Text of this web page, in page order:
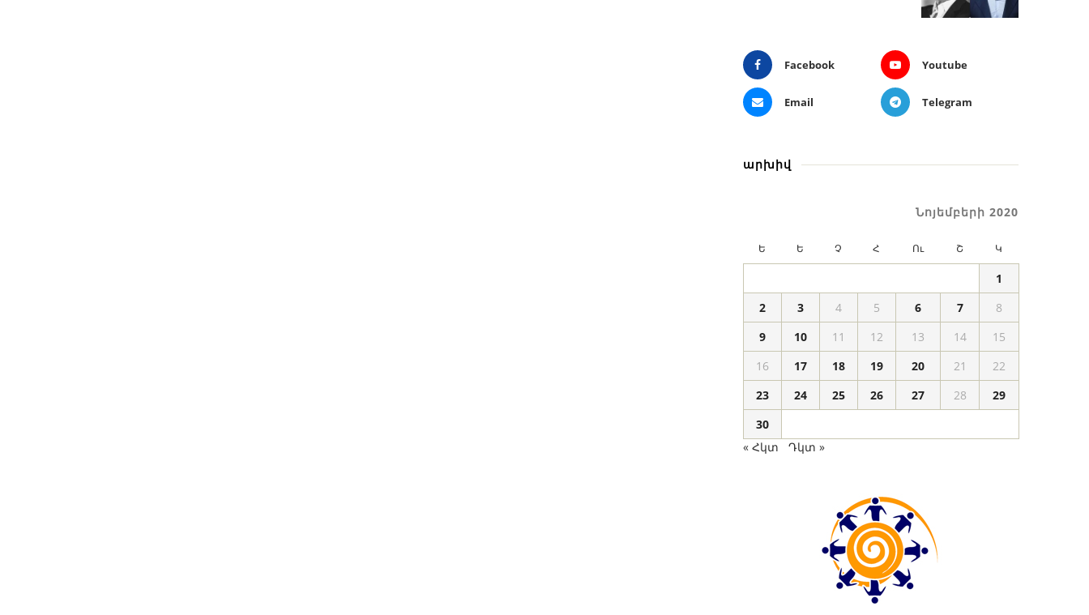
Facebook Youtube
Email Telegram
արխիվ
Նոյեմբերի 2020
Ե Ե Չ Հ Ու Շ Կ
1
2
3 4 5 6 7
8
9
10 11 12 13 14
15
16
17 18 19 20 21
22
23
24 25 26 27 28
29
30
« Հկտ
Դկտ »